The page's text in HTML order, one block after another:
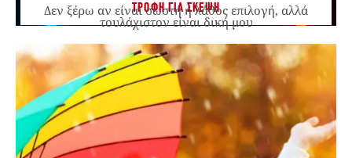
ΤΡΟΦΗ ΓΙΑ ΣΚΕΨΗ
Δεν ξέρω αν είναι σωστή ή λάθος επιλογή, αλλά
τουλάχιστον είναι δική μου